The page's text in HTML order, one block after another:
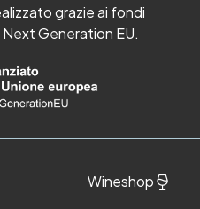
grazie ai fondi
Generation EU.
Wineshop